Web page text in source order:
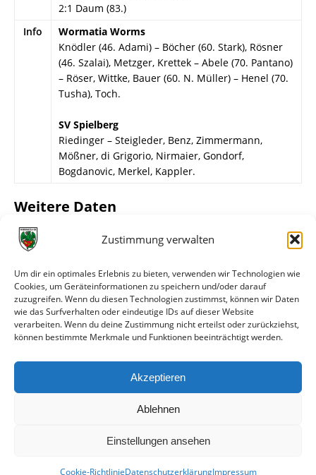
Zustimmung verwalten
Um dir ein optimales Erlebnis zu bieten, verwenden wir Technologien wie
Cookies, um Geräteinformationen zu speichern und/oder darauf
zuzugreifen. Wenn du diesen Technologien zustimmst, können wir Daten
wie das Surfverhalten oder eindeutige IDs auf dieser Website
verarbeiten. Wenn du deine Zustimmung nicht erteilst oder zurückziehst,
können bestimmte Merkmale und Funktionen beeinträchtigt werden.
Akzeptieren
Ablehnen
Einstellungen ansehen
Cookie-RichtlinieDatenschutzerklärungImpressum
2:1 Daum (83.)
Info
Wormatia Worms
Knödler (46. Adami) – Böcher (60. Stark), Rösner
(46. Szalai), Metzger, Krettek – Abele (70. Pantano)
– Röser, Wittke, Bauer (60. N. Müller) – Henel (70.
Tusha), Toch.
SV Spielberg
Riedinger – Steigleder, Benz, Zimmermann,
Mößner, di Grigorio, Nirmaier, Gondorf,
Bogdanovic, Merkel, Kappler.
Weitere Daten
Alle bisherigen Partien der beiden Mannschaften
anzeigen
Das sagen die Medien zum Spiel
Datum Quelle
Titel
08.02.2012
Wormser
Zeitung
Röser und Wittke treffen für
Wormatia Worms – 2:1-
Testspielsieg gegen SV